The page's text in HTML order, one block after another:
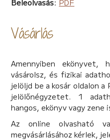
kelteni egy régi fegyvert.
átváltozásakor
puskával. Vajon sikerül-e
Egy lélegzetelállítóan
történeten keresztül
kérdésre! Csak erős
Vásárlás
Amennyiben ekönyvet,
vásárolsz, és fizikai
jelöljd be a kosár oldalon a
jelölőnégyzetet. 1
hangos, ekönyv vagy zene
Az online olvasható
megvásárlásához kérlek,